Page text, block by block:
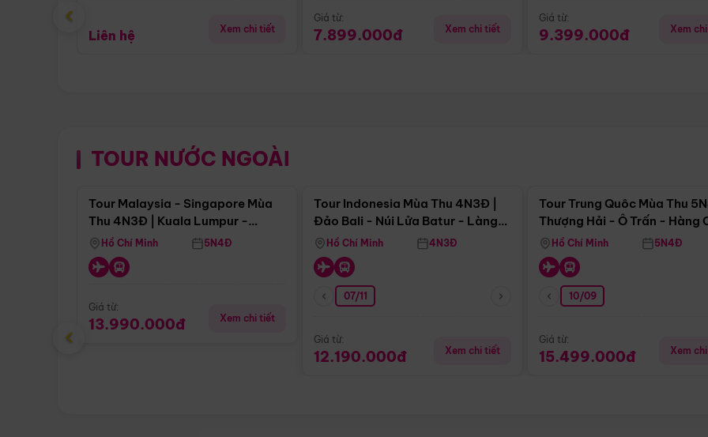
Liên hệ Xem chi tiết
Giá từ:
7.899.000đ Xem chi tiết
Giá từ:
9.399.000đ Xem
‹
TOUR NƯỚC NGOÀI
Điểm nổi bật
Tour Malaysia - Singapore Mùa
Thu 4N3Đ | Kuala Lumpur -
Malacca - Johor Baru -
Singapore
Hồ Chí Minh 5N4Đ
Giá từ:
13.990.000đ Xem chi tiết
Tour Indonesia Mùa Thu 4N3Đ |
Đảo Bali - Núi Lửa Batur - Làng
Penglipuran
Hồ Chí Minh 4N3Đ
07/11
Giá từ:
12.190.000đ Xem chi tiết
Tour Trung Quôc Mùa Thu
Thượng Hải - Ô Trấn - Hàng
(Tour Không Shopping)
Hồ Chí Minh 5N4Đ
10/09
Giá từ:
15.499.000đ Xem
‹